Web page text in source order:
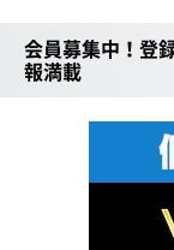
会員募集中！登
報満載